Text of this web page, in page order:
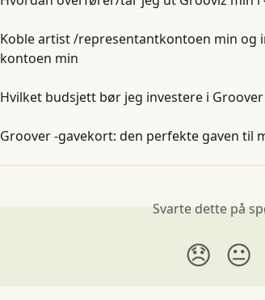
Koble artist /representantkontoen min og
kontoen min
Hvilket budsjett bør jeg investere i
Groover -gavekort: den perfekte gaven til
Svarte dette på
😞 😐